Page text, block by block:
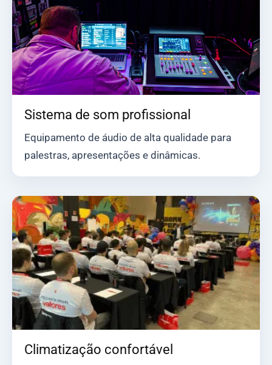
Sistema de som profissional
Equipamento de áudio de alta qualidade para
palestras, apresentações e dinâmicas.
Climatização confortável